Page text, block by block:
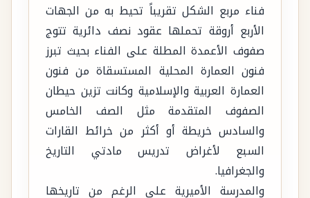
فناء مربع الشكل تقريباً تحيط به من الجهات
الأربع أروقة تحملها عقود نصف دائرية تتوج
صفوف الأعمدة المطلة على الفناء بحيث تبرز
فنون العمارة المحلية المستسقاة من فنون
العمارة العربية والإسلامية وكانت تزين حيطان
الصفوف المتقدمة مثل الصف الخامس
والسادس خريطة أو أكثر من خرائط القارات
السبع لأغراض تدريس مادتي التاريخ
والجغرافيا.
والمدرسة الأميرية على الرغم من تاريخها